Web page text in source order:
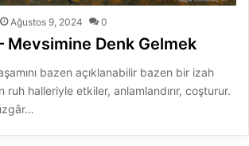
Ağustos 9, 2024 0
Mevsimine Denk Gelmek
bazen açıklanabilir bazen bir izah
halleriyle etkiler, anlamlandırır, coşturur.